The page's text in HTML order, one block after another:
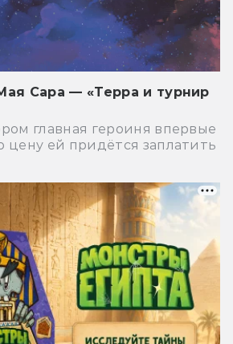
Сара — «Терра и турнир
главная героиня впервые
цену ей придётся заплатить